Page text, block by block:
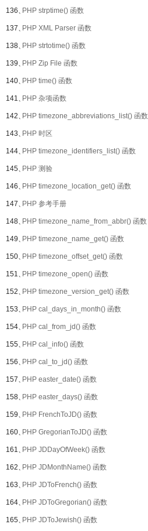
136、PHP strptime() 函数
137、PHP XML Parser 函数
138、PHP strtotime() 函数
139、PHP Zip File 函数
140、PHP time() 函数
141、PHP 杂项函数
142、PHP timezone_abbreviations_list() 函数
143、PHP 时区
144、PHP timezone_identifiers_list() 函数
145、PHP 测验
146、PHP timezone_location_get() 函数
147、PHP 参考手册
148、PHP timezone_name_from_abbr() 函数
149、PHP timezone_name_get() 函数
150、PHP timezone_offset_get() 函数
151、PHP timezone_open() 函数
152、PHP timezone_version_get() 函数
153、PHP cal_days_in_month() 函数
154、PHP cal_from_jd() 函数
155、PHP cal_info() 函数
156、PHP cal_to_jd() 函数
157、PHP easter_date() 函数
158、PHP easter_days() 函数
159、PHP FrenchToJD() 函数
160、PHP GregorianToJD() 函数
161、PHP JDDayOfWeek() 函数
162、PHP JDMonthName() 函数
163、PHP JDToFrench() 函数
164、PHP JDToGregorian() 函数
165、PHP JDToJewish() 函数